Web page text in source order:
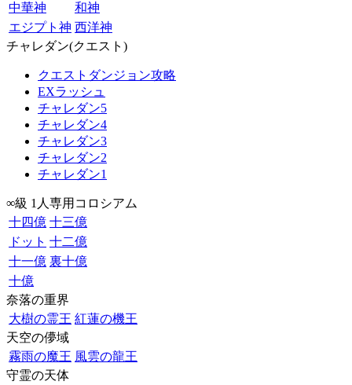
中華神
和神
エジプト神 西洋神
チャレダン(クエスト)
クエストダンジョン攻略
EXラッシュ
チャレダン5
チャレダン4
チャレダン3
チャレダン2
チャレダン1
∞級 1人専用コロシアム
十四億 十三億
ドット 十二億
十一億 裏十億
十億
奈落の重界
大樹の霊王 紅蓮の機王
天空の儚域
霧雨の魔王 風雲の龍王
守霊の天体